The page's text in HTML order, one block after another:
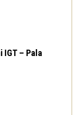
IGT – Pala